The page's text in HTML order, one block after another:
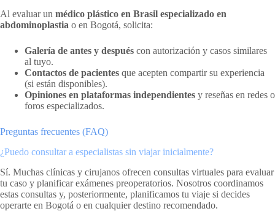
Al evaluar un médico plástico en Brasil especializado en
abdominoplastia o en Bogotá, solicita:
Galería de antes y después con autorización y casos similares
al tuyo.
Contactos de pacientes que acepten compartir su experiencia
(si están disponibles).
Opiniones en plataformas independientes y reseñas en redes o
foros especializados.
Preguntas frecuentes (FAQ)
¿Puedo consultar a especialistas sin viajar inicialmente?
Sí. Muchas clínicas y cirujanos ofrecen consultas virtuales para evaluar
tu caso y planificar exámenes preoperatorios. Nosotros coordinamos
estas consultas y, posteriormente, planificamos tu viaje si decides
operarte en Bogotá o en cualquier destino recomendado.